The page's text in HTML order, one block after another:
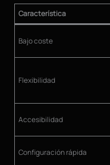
Característica
Bajo coste
Flexibilidad
Accesibilidad
Configuración rápida